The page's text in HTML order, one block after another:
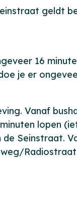
geldt
16
je er
Vanaf
lopen
Seinstraat.